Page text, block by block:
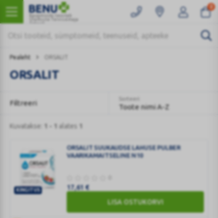
0
Pealeht ORSALIT
ORSALIT
Filtreeri Sorteeri
Toote nimi A-Z
Kuvatakse: alates
KINGITUS
ORSALIT SUUKAUDSE LAHUSE PULBER
VAARIKAMAITSELINE N10
17,61 €
LISA OSTUKORVI